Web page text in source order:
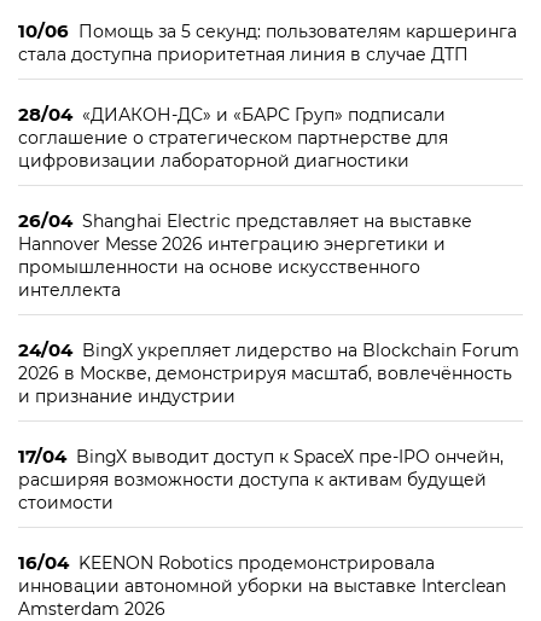
10/06 Помощь за 5 секунд: пользователям каршеринга
стала доступна приоритетная линия в случае ДТП
28/04 «ДИАКОН-ДС» и «БАРС Груп» подписали
соглашение о стратегическом партнерстве для
цифровизации лабораторной диагностики
26/04 Shanghai Electric представляет на выставке
Hannover Messe 2026 интеграцию энергетики и
промышленности на основе искусственного
интеллекта
24/04 BingX укрепляет лидерство на Blockchain Forum
2026 в Москве, демонстрируя масштаб, вовлечённость
и признание индустрии
17/04 BingX выводит доступ к SpaceX пре-IPO ончейн,
расширяя возможности доступа к активам будущей
стоимости
16/04 KEENON Robotics продемонстрировала
инновации автономной уборки на выставке Interclean
Amsterdam 2026